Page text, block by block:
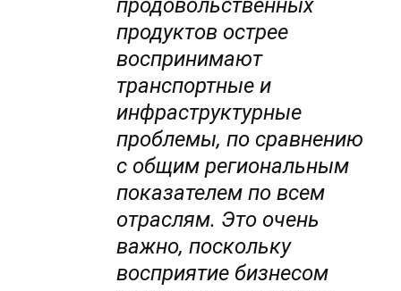
продовольственных
продуктов острее
воспринимают
транспортные и
инфраструктурные
проблемы, по сравнению
с общим региональным
показателем по всем
отраслям. Это очень
важно, поскольку
восприятие бизнесом